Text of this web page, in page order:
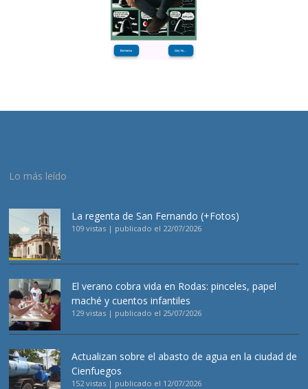
Lo más leído
La regenta de San Fernando (+Fotos)
109 vistas | publicado el 22/07/2026
El verano cobra vida en Rodas: pinceles, papel
maché y cuentos infantiles
129 vistas | publicado el 25/07/2026
Actualizan sobre el abasto de agua en la ciudad de
Cienfuegos
152 vistas | publicado el 12/07/2026